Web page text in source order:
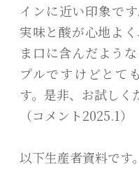
インに近い印象で
実味と酸が心地よ
ま口に含んだよう
プルですけどとて
す。是非、お試しく
（コメント2025.1）
以下生産者資料です。